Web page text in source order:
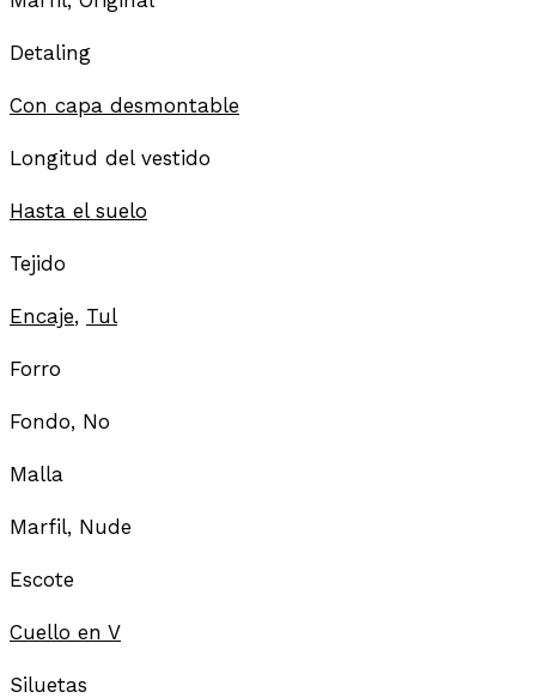
Detaling
Con capa desmontable
Longitud del vestido
Hasta el suelo
Tejido
Encaje, Tul
Forro
Fondo, No
Malla
Marfil, Nude
Escote
Cuello en V
Siluetas